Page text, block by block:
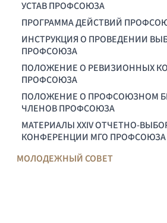
УСТАВ ПРОФСОЮЗА
ПРОГРАММА ДЕЙСТВИЙ
ИНСТРУКЦИЯ О ПРОВЕДЕНИИ
ПРОФСОЮЗА
ПОЛОЖЕНИЕ О РЕВИЗИОННЫХ
ПРОФСОЮЗА
ПОЛОЖЕНИЕ О ПРОФСОЮЗНОМ
ЧЛЕНОВ ПРОФСОЮЗА
МАТЕРИАЛЫ XXIV ОТЧЕТНО-
КОНФЕРЕНЦИИ МГО ПРОФСОЮЗА
МОЛОДЕЖНЫЙ СОВЕТ